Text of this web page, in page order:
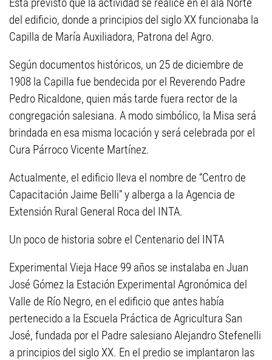
del edificio, donde a principios del siglo XX funcionaba la
Capilla de María Auxiliadora, Patrona del Agro.
Según documentos históricos, un 25 de diciembre de
1908 la Capilla fue bendecida por el Reverendo Padre
Pedro Ricaldone, quien más tarde fuera rector de la
congregación salesiana. A modo simbólico, la Misa será
brindada en esa misma locación y será celebrada por el
Cura Párroco Vicente Martínez.
Actualmente, el edificio lleva el nombre de “Centro de
Capacitación Jaime Belli” y alberga a la Agencia de
Extensión Rural General Roca del INTA.
Un poco de historia sobre el Centenario del INTA
Experimental Vieja Hace 99 años se instalaba en Juan
José Gómez la Estación Experimental Agronómica del
Valle de Río Negro, en el edificio que antes había
pertenecido a la Escuela Práctica de Agricultura San
José, fundada por el Padre salesiano Alejandro Stefenelli
a principios del siglo XX. En el predio se implantaron las